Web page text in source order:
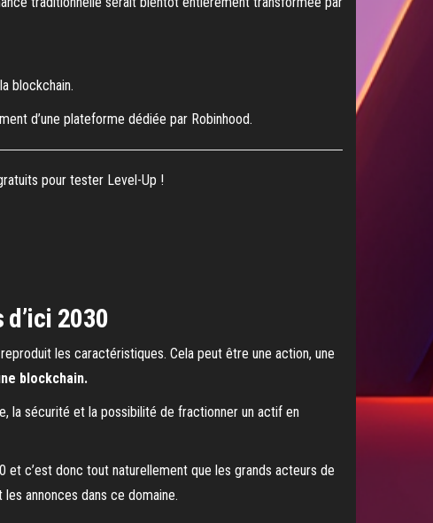
blockchain.
d’une plateforme dédiée par Robinhood.
pour tester Level-Up !
2030
les caractéristiques. Cela peut être une action, une
blockchain.
la sécurité et la possibilité de fractionner un actif en
et c’est donc tout naturellement que les grands acteurs de
les annonces dans ce domaine.